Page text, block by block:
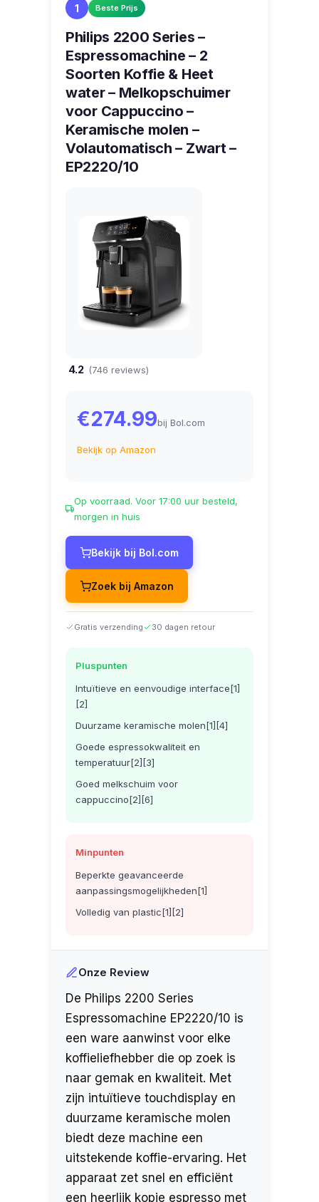
1 Beste Prijs
Philips 2200 Series –
Espressomachine – 2
Soorten Koffie & Heet
water – Melkopschuimer
voor Cappuccino –
Keramische molen –
Volautomatisch – Zwart –
EP2220/10
4.2 (746 reviews)
€274.99bij Bol.com
Bekijk op Amazon
Op voorraad. Voor 17:00 uur besteld,
morgen in huis
Bekijk bij Bol.com
Zoek bij Amazon
Gratis verzending 30 dagen retour
Pluspunten
Intuïtieve en eenvoudige interface[1]
[2]
Duurzame keramische molen[1][4]
Goede espressokwaliteit en
temperatuur[2][3]
Goed melkschuim voor
cappuccino[2][6]
Minpunten
Beperkte geavanceerde
aanpassingsmogelijkheden[1]
Volledig van plastic[1][2]
Onze Review
De Philips 2200 Series
Espressomachine EP2220/10 is
een ware aanwinst voor elke
koffieliefhebber die op zoek is
naar gemak en kwaliteit. Met
zijn intuïtieve touchdisplay en
duurzame keramische molen
biedt deze machine een
uitstekende koffie-ervaring. Het
apparaat zet snel en efficiënt
een heerlijk kopje espresso met